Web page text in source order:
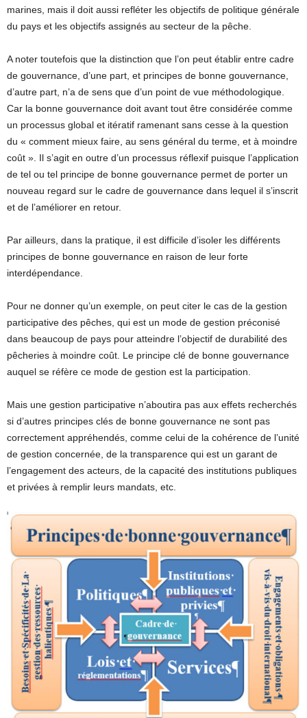
marines, mais il doit aussi refléter les objectifs de politique générale
du pays et les objectifs assignés au secteur de la pêche.
A noter toutefois que la distinction que l’on peut établir entre cadre
de gouvernance, d’une part, et principes de bonne gouvernance,
d’autre part, n’a de sens que d’un point de vue méthodologique.
Car la bonne gouvernance doit avant tout être considérée comme
un processus global et itératif ramenant sans cesse à la question
du « comment mieux faire, au sens général du terme, et à moindre
coût ». Il s’agit en outre d’un processus réflexif puisque l’application
de tel ou tel principe de bonne gouvernance permet de porter un
nouveau regard sur le cadre de gouvernance dans lequel il s’inscrit
et de l’améliorer en retour.
Par ailleurs, dans la pratique, il est difficile d’isoler les différents
principes de bonne gouvernance en raison de leur forte
interdépendance.
Pour ne donner qu’un exemple, on peut citer le cas de la gestion
participative des pêches, qui est un mode de gestion préconisé
dans beaucoup de pays pour atteindre l’objectif de durabilité des
pêcheries à moindre coût. Le principe clé de bonne gouvernance
auquel se réfère ce mode de gestion est la participation.
Mais une gestion participative n’aboutira pas aux effets recherchés
si d’autres principes clés de bonne gouvernance ne sont pas
correctement appréhendés, comme celui de la cohérence de l’unité
de gestion concernée, de la transparence qui est un garant de
l’engagement des acteurs, de la capacité des institutions publiques
et privées à remplir leurs mandats, etc.